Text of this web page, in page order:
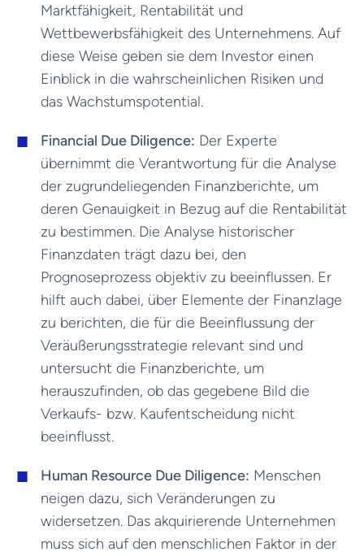
Marktfähigkeit, Rentabilität und
Wettbewerbsfähigkeit des Unternehmens. Auf
diese Weise geben sie dem Investor einen
Einblick in die wahrscheinlichen Risiken und
das Wachstumspotential.
Financial Due Diligence: Der Experte
übernimmt die Verantwortung für die Analyse
der zugrundeliegenden Finanzberichte, um
deren Genauigkeit in Bezug auf die Rentabilität
zu bestimmen. Die Analyse historischer
Finanzdaten trägt dazu bei, den
Prognoseprozess objektiv zu beeinflussen. Er
hilft auch dabei, über Elemente der Finanzlage
zu berichten, die für die Beeinflussung der
Veräußerungsstrategie relevant sind und
untersucht die Finanzberichte, um
herauszufinden, ob das gegebene Bild die
Verkaufs- bzw. Kaufentscheidung nicht
beeinflusst.
Human Resource Due Diligence: Menschen
neigen dazu, sich Veränderungen zu
widersetzen. Das akquirierende Unternehmen
muss sich auf den menschlichen Faktor in der